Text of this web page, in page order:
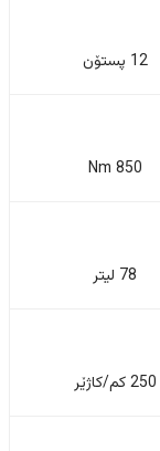
12 پستۆن
850 Nm
78 لیتر
250 کم/کاژێر